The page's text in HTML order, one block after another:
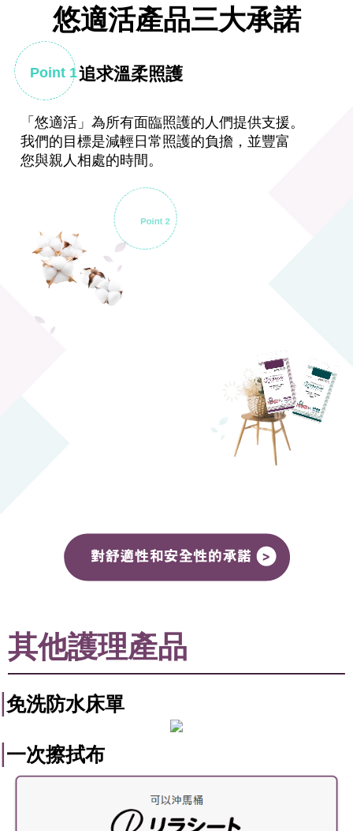
悠適活產品三大承諾
「悠適活」為所有面臨照護的人們提供支援。
我們的目標是減輕日常照護的負擔，並豐富
您與親人相處的時間。
Point 1
Point 2
追求溫柔照護
其他護理產品
|免洗防水床單
|一次擦拭布